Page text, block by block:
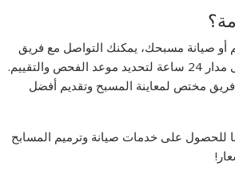
أو صيانة مسبحك، يمكنك التواصل مع فريق
خدمة العملاء المتاح على مدار 24 ساعة لتحديد موعد الفحص والتقييم.
مختص لمعاينة المسبح وتقديم أفضل
للحصول على خدمات صيانة وترميم المسابح